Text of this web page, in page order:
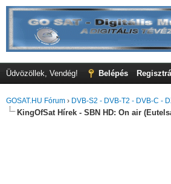
Üdvözöllek, Vendég! Belépés
GOSAT.HU Fórum › DVB-S2 - DVB-T2 - DVB-C -
KingOfSat Hírek - SBN HD: On air